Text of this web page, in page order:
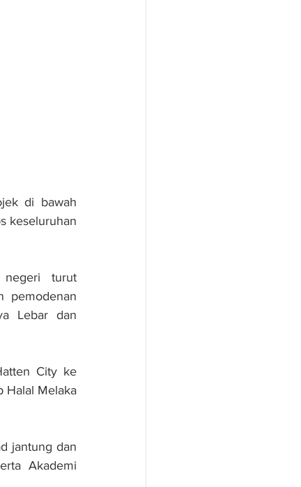
di bawah
keseluruhan
turut
pemodenan
Lebar dan
City ke
Halal Melaka
jantung dan
Akademi